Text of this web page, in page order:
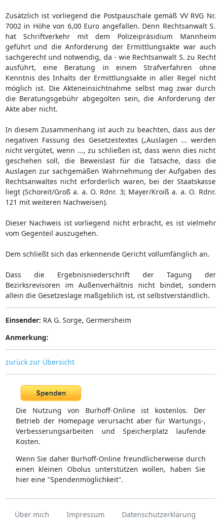
Zusätzlich ist vorliegend die Postpauschale gemäß VV RVG Nr.
7002 in Höhe von 6,00 Euro angefallen. Denn Rechtsanwalt S.
hat Schriftverkehr mit dem Polizeipräsidium Mannheim
geführt und die Anforderung der Ermittlungsakte war auch
sachgerecht und notwendig, da - wie Rechtsanwalt S. zu Recht
ausführt, eine Beratung in einem Strafverfahren ohne
Kenntnis des Inhalts der Ermittlungsakte in aller Regel nicht
möglich ist. Die Akteneinsichtnahme selbst mag zwar durch
die Beratungsgebühr abgegolten sein, die Anforderung der
Akte aber nicht.
In diesem Zusammenhang ist auch zu beachten, dass aus der
negativen Fassung des Gesetzestextes („Auslagen ... werden
nicht vergütet, wenn ..., zu schließen ist, dass wenn dies nicht
geschehen soll, die Beweislast für die Tatsache, dass die
Auslagen zur sachgemäßen Wahrnehmung der Aufgaben des
Rechtsanwaltes nicht erforderlich waren, bei der Staatskasse
liegt (Schoreit/Groß a. a. O. Rdnr. 3; Mayer/Kroiß a. a. O. Rdnr.
121 mit weiteren Nachweisen).
Dieser Nachweis ist vorliegend nicht erbracht, es ist vielmehr
vom Gegenteil auszugehen.
Dem schließt sich das erkennende Gericht vollumfänglich an.
Dass die Ergebnisniederschrift der Tagung der
Bezirksrevisoren im Außenverhältnis nicht bindet, sondern
allein die Gesetzeslage maßgeblich ist, ist selbstverständlich.
Einsender: RA G. Sorge, Germersheim
Anmerkung:
zurück zur Übersicht
Die Nutzung von Burhoff-Online ist kostenlos. Der
Betrieb der Homepage verursacht aber für Wartungs-,
Verbesserungsarbeiten und Speicherplatz laufende
Kosten.
Wenn Sie daher Burhoff-Online freundlicherweise durch
einen kleinen Obolus unterstützen wollen, haben Sie
hier eine "Spendenmöglichkeit".
Über mich Impressum Datenschutzerklärung